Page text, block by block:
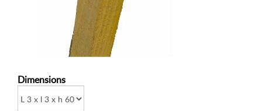
Dimensions